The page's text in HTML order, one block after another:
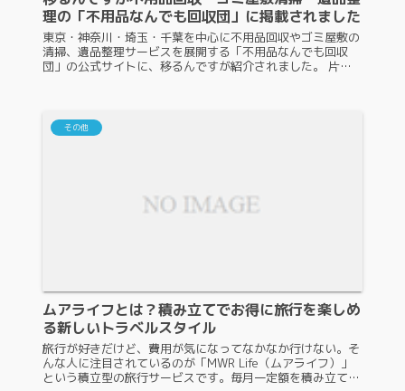
理の「不用品なんでも回収団」に掲載されました
東京・神奈川・埼玉・千葉を中心に不用品回収やゴミ屋敷の
清掃、遺品整理サービスを展開する「不用品なんでも回収
団」の公式サイトに、移るんですが紹介されました。 片付
その他
ムアライフとは？積み立てでお得に旅行を楽しめ
る新しいトラベルスタイル
旅行が好きだけど、費用が気になってなかなか行けない。そ
んな人に注目されているのが「MWR Life（ムアライフ）」
という積立型の旅行サービスです。毎月一定額を積み立てる